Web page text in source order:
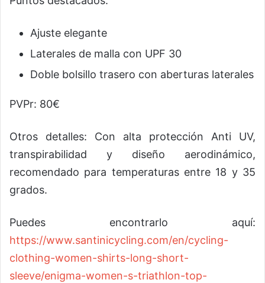
Ajuste elegante
Laterales de malla con UPF 30
Doble bolsillo trasero con aberturas laterales
PVPr: 80€
Otros detalles: Con alta protección Anti UV,
transpirabilidad y diseño aerodinámico,
recomendado para temperaturas entre 18 y 35
grados.
Puedes encontrarlo aquí:
https://www.santinicycling.com/en/cycling-
clothing-women-shirts-long-short-
sleeve/enigma-women-s-triathlon-top-